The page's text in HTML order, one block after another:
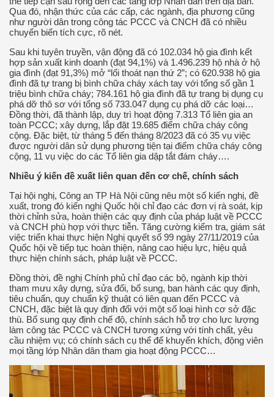
Qua đó, nhận thức của các cấp, các ngành, địa phương cũng
như người dân trong công tác PCCC và CNCH đã có nhiều
chuyển biến tích cực, rõ nét.
Sau khi tuyên truyền, vận động đã có 102.034 hộ gia đình kết
hợp sản xuất kinh doanh (đạt 94,1%) và 1.496.239 hộ nhà ở hộ
gia đình (đạt 91,3%) mở “lối thoát nạn thứ 2”; có 620.938 hộ gia
đình đã tự trang bị bình chữa cháy xách tay với tổng số gần 1
triệu bình chữa cháy; 784.161 hộ gia đình đã tự trang bị dụng cụ
phá dỡ thô sơ với tổng số 733.047 dụng cụ phá dỡ các loại…
Đồng thời, đã thành lập, duy trì hoạt động 7.313 Tổ liên gia an
toàn PCCC; xây dựng, lắp đặt 19.685 điểm chữa cháy công
cộng. Đặc biệt, từ tháng 5 đến tháng 8/2023 đã có 35 vụ việc
được người dân sử dụng phương tiện tại điểm chữa cháy công
cộng, 11 vụ việc do các Tổ liên gia dập tắt đám cháy….
Nhiều ý kiến đề xuất liên quan đến cơ chế, chính sách
Tại hội nghị, Công an TP Hà Nội cũng nêu một số kiến nghị, đề
xuất, trong đó kiến nghị Quốc hội chỉ đạo các đơn vị rà soát, kịp
thời chỉnh sửa, hoàn thiện các quy định của pháp luật về PCCC
và CNCH phù hợp với thực tiễn. Tăng cường kiểm tra, giám sát
việc triển khai thực hiện Nghị quyết số 99 ngày 27/11/2019 của
Quốc hội về tiếp tục hoàn thiện, nâng cao hiệu lực, hiệu quả
thực hiện chính sách, pháp luật về PCCC.
Đồng thời, đề nghị Chính phủ chỉ đạo các bộ, ngành kịp thời
tham mưu xây dựng, sửa đổi, bổ sung, ban hành các quy định,
tiêu chuẩn, quy chuẩn kỹ thuật có liên quan đến PCCC và
CNCH, đặc biệt là quy định đối với một số loại hình cơ sở đặc
thù. Bổ sung quy định chế độ, chính sách hỗ trợ cho lực lượng
làm công tác PCCC và CNCH tương xứng với tính chất, yêu
cầu nhiệm vụ; có chính sách cụ thể để khuyến khích, động viên
mọi tầng lớp Nhân dân tham gia hoạt động PCCC…